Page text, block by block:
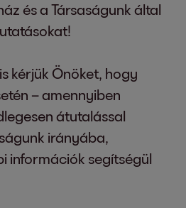
és a Társaságunk által
kérjük Önöket, hogy
– amennyiben
átutalással
irányába,
információk segítségül